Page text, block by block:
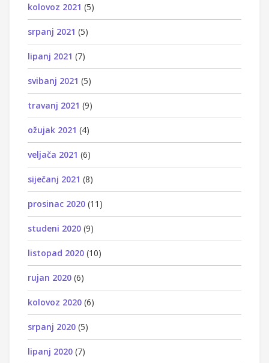
kolovoz 2021 (5)
srpanj 2021 (5)
lipanj 2021 (7)
svibanj 2021 (5)
travanj 2021 (9)
ožujak 2021 (4)
veljača 2021 (6)
siječanj 2021 (8)
prosinac 2020 (11)
studeni 2020 (9)
listopad 2020 (10)
rujan 2020 (6)
kolovoz 2020 (6)
srpanj 2020 (5)
lipanj 2020 (7)